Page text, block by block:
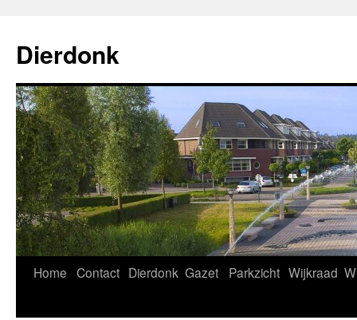
de
inhoud
Dierdonk
Home Contact Dierdonk Gazet Parkzicht Wijkraad